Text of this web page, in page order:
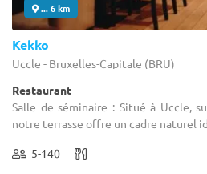
... 6 km
Kekko
Uccle - Bruxelles-Capitale (BRU)
Restaurant
Salle de séminaire : Situé à Uccle,
notre terrasse offre un cadre naturel
5-140